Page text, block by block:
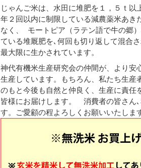
じゃんご米は、水田に堆肥を１，５ｔ
年２回以内に制限している減農薬米あき
なく、 モートピア（ラテン語で牛の郷
ている堆厩肥を､何回も切り返して混合
最大限に生かされています。
神代有機米生産研究会の仲間が、より安
生産しています。もちろん、私たち生産
のもと今後も自然と仲良く、生産に責任
皆様にお届けします。 消費者の皆さん
す。ご愛顧の程よろしくお願いいたします